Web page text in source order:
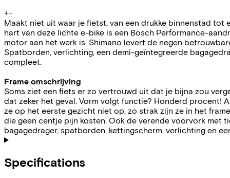
+−
Maakt niet uit waar je fietst, van een drukke binnenstad tot
hart van deze lichte e-bike is een Bosch Performance-
motor aan het werk is. Shimano levert de negen
Spatborden, verlichting, een demi-geïntegreerde
compleet.
Frame omschrijving
Soms ziet een fiets er zo vertrouwd uit dat je bijna zou
dat zeker het geval. Vorm volgt functie? Honderd procent!
ze op het eerste gezicht niet op, zo strak zijn ze in het
die geen centje pijn kosten. Ook de verende voorvork met
bagagedrager, spatborden, kettingscherm, verlichting en
Specifications